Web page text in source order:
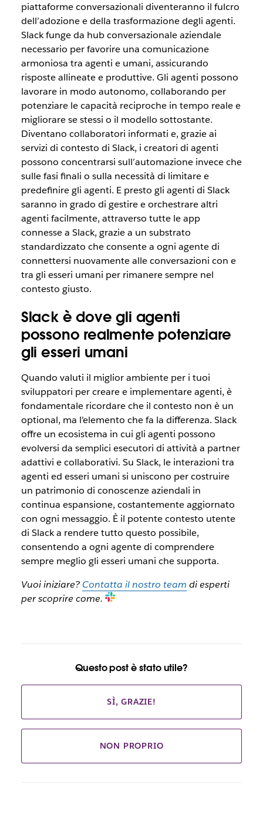
piattaforme conversazionali diventeranno il fulcro
dell’adozione e della trasformazione degli agenti.
Slack funge da hub conversazionale aziendale
necessario per favorire una comunicazione
armoniosa tra agenti e umani, assicurando
risposte allineate e produttive. Gli agenti possono
lavorare in modo autonomo, collaborando per
potenziare le capacità reciproche in tempo reale e
migliorare se stessi o il modello sottostante.
Diventano collaboratori informati e, grazie ai
servizi di contesto di Slack, i creatori di agenti
possono concentrarsi sull’automazione invece che
sulle fasi finali o sulla necessità di limitare e
predefinire gli agenti. E presto gli agenti di Slack
saranno in grado di gestire e orchestrare altri
agenti facilmente, attraverso tutte le app
connesse a Slack, grazie a un substrato
standardizzato che consente a ogni agente di
connettersi nuovamente alle conversazioni con e
tra gli esseri umani per rimanere sempre nel
contesto giusto.
Slack è dove gli agenti
possono realmente potenziare
gli esseri umani
Quando valuti il miglior ambiente per i tuoi
sviluppatori per creare e implementare agenti, è
fondamentale ricordare che il contesto non è un
optional, ma l’elemento che fa la differenza. Slack
offre un ecosistema in cui gli agenti possono
evolversi da semplici esecutori di attività a partner
adattivi e collaborativi. Su Slack, le interazioni tra
agenti ed esseri umani si uniscono per costruire
un patrimonio di conoscenze aziendali in
continua espansione, costantemente aggiornato
con ogni messaggio. È il potente contesto utente
di Slack a rendere tutto questo possibile,
consentendo a ogni agente di comprendere
sempre meglio gli esseri umani che supporta.
Vuoi iniziare? Contatta il nostro team di esperti
per scoprire come.
Questo post è stato utile?
SÌ, GRAZIE!
NON PROPRIO